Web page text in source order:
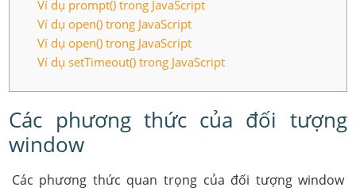
Ví dụ prompt() trong JavaScript
Ví dụ open() trong JavaScript
Ví dụ open() trong JavaScript
Ví dụ setTimeout() trong JavaScript
Các phương thức của đối tượng
window
Các phương thức quan trọng của đối tượng window